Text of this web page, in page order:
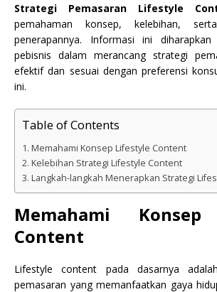
Strategi Pemasaran Lifestyle
pemahaman konsep, kelebihan,
penerapannya. Informasi ini
pebisnis dalam merancang strategi
efektif dan sesuai dengan preferensi
ini.
Table of Contents
Memahami Konsep Lifestyle Content
Kelebihan Strategi Lifestyle Content
Langkah-langkah Menerapkan Strategi
Memahami
Content
Lifestyle content pada dasarnya
pemasaran yang memanfaatkan gaya